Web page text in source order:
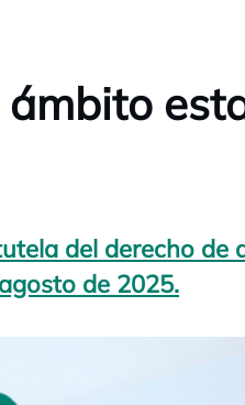
ámbito
del derecho de
de 2025.